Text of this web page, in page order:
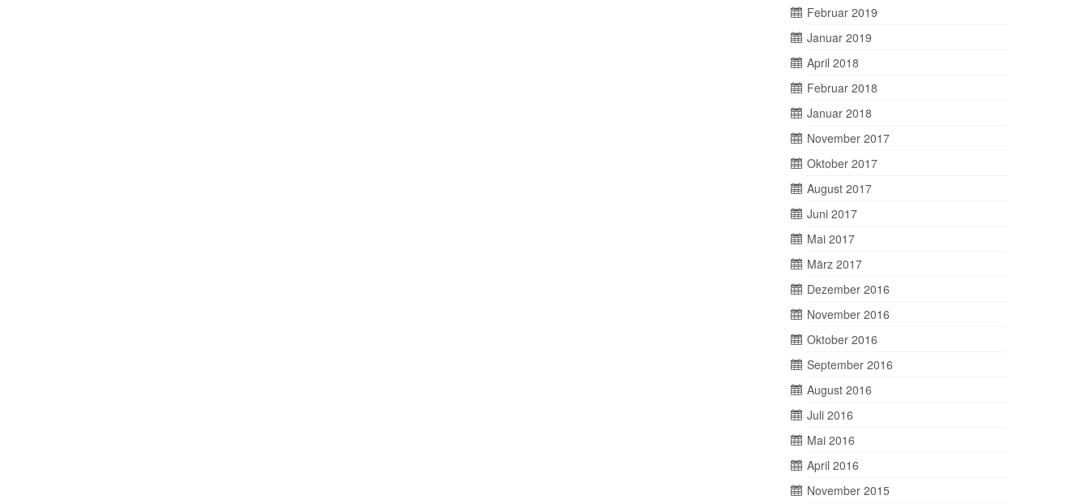
Februar 2019
Januar 2019
April 2018
Februar 2018
Januar 2018
November 2017
Oktober 2017
August 2017
Juni 2017
Mai 2017
März 2017
Dezember 2016
November 2016
Oktober 2016
September 2016
August 2016
Juli 2016
Mai 2016
April 2016
November 2015